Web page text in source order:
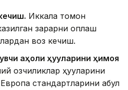
Иккала томон
зарарни қоплаш
воз кечиш.
аҳоли ҳуқуқларини ҳимоя
озчиликлар ҳуқуқларини
стандартларини қабул